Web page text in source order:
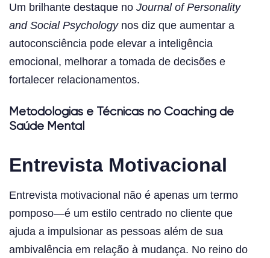
Um brilhante destaque no Journal of Personality
and Social Psychologynos diz que aumentar a
autoconsciência pode elevar a inteligência
emocional, melhorar a tomada de decisões e
fortalecer relacionamentos.
Metodologias e Técnicas no Coaching de
Saúde Mental
Entrevista Motivacional
Entrevista motivacional não é apenas um termo
pomposo—é um estilo centrado no cliente que
ajuda a impulsionar as pessoas além de sua
ambivalência em relação à mudança. No reino do